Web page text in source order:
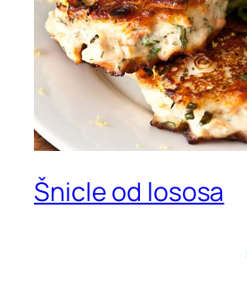
Šnicle od lososa